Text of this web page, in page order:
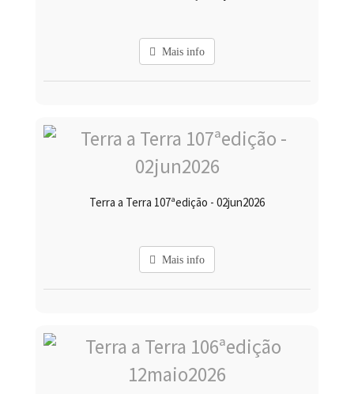
Mais info
Terra a Terra 107ªedição - 02jun2026
Mais info